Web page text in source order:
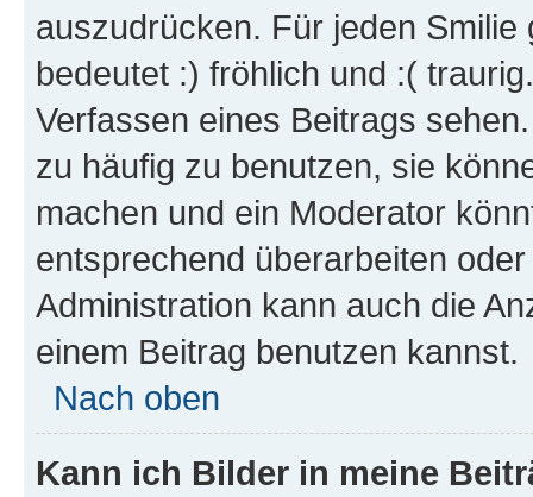
auszudrücken. Für jeden
bedeutet :) fröhlich und :(
Verfassen eines Beitrags
zu häufig zu benutzen, sie
machen und ein Moderator
entsprechend überarbeiten
Administration kann auch die
einem Beitrag benutzen kannst.
Nach oben
Kann ich Bilder in meine